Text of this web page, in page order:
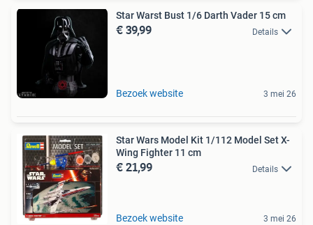
Star Warst Bust 1/6 Darth Vader 15 cm
€ 39,99 Details
Bezoek website 3 mei 26
Star Wars Model Kit 1/112 Model Set X-
Wing Fighter 11 cm
€ 21,99 Details
Bezoek website 3 mei 26